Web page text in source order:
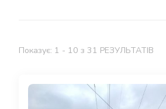
Показує: 1 - 10 з 31 РЕЗУЛЬТАТІВ